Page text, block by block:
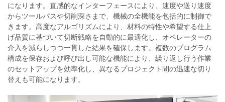
になります。直感的なインターフェースにより、速度や送り速度
からツールパスや切削深さまで、機械の全機能を包括的に制御で
きます。高度なアルゴリズムにより、材料の特性や希望する仕上
げ品質に基づいて切断戦略を自動的に最適化し、オペレーターの
介入を減らしつつ一貫した結果を確保します。複数のプログラム
構成を保存および呼び出し可能な機能により、繰り返し行う作業
のセットアップを効率化し、異なるプロジェクト間の迅速な切り
替えも可能になります。